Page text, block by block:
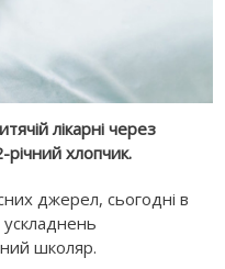
лікарні через
річний хлопчик.
джерел, сьогодні в
ускладнень
школяр.